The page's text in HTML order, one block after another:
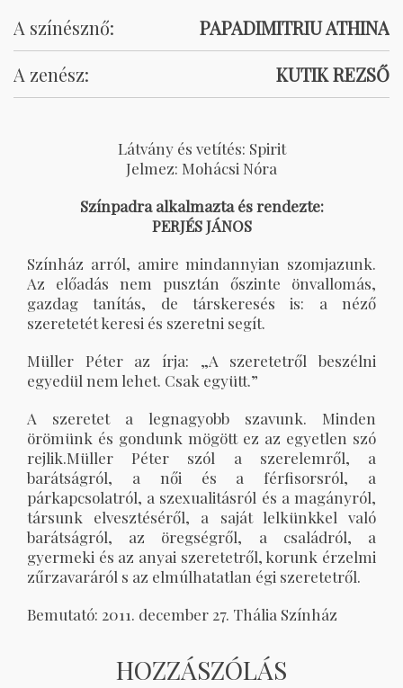
A színésznő:
PAPADIMITRIU ATHINA
A zenész:
KUTIK REZSŐ
Látvány és vetítés: Spirit
Jelmez: Mohácsi Nóra
Színpadra alkalmazta és rendezte:
PERJÉS JÁNOS
Színház arról, amire mindannyian szomjazunk.
Az előadás nem pusztán őszinte önvallomás,
gazdag tanítás, de társkeresés is: a néző
szeretetét keresi és szeretni segít.
Müller Péter az írja: „A szeretetről beszélni
egyedül nem lehet. Csak együtt.”
A szeretet a legnagyobb szavunk. Minden
örömünk és gondunk mögött ez az egyetlen szó
rejlik.Müller Péter szól a szerelemről, a
barátságról, a női és a férfisorsról, a
párkapcsolatról, a szexualitásról és a magányról,
társunk elvesztéséről, a saját lelkünkkel való
barátságról, az öregségről, a családról, a
gyermeki és az anyai szeretetről, korunk érzelmi
zűrzavaráról s az elmúlhatatlan égi szeretetről.
Bemutató: 2011. december 27. Thália Színház
HOZZÁSZÓLÁS